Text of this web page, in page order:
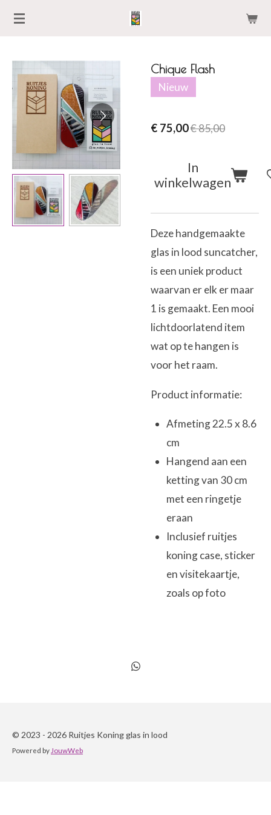
Ga
de
hoofdinhoud
Chique Flash
Nieuw
€ 75,00€ 85,00
In
winkelwagen
Deze handgemaakte
glas in lood suncatcher,
is een uniek product
waarvan er elk er maar
1 is gemaakt. Een mooi
lichtdoorlatend item
wat op te hangen is
voor het raam.
Product informatie:
Afmeting 22.5 x 8.6
cm
Hangend aan een
ketting van 30 cm
met een ringetje
eraan
Inclusief ruitjes
koning case, sticker
en visitekaartje,
zoals op foto
D
© 2023 - 2026 Ruitjes Koning glas in lood
Powered by JouwWeb